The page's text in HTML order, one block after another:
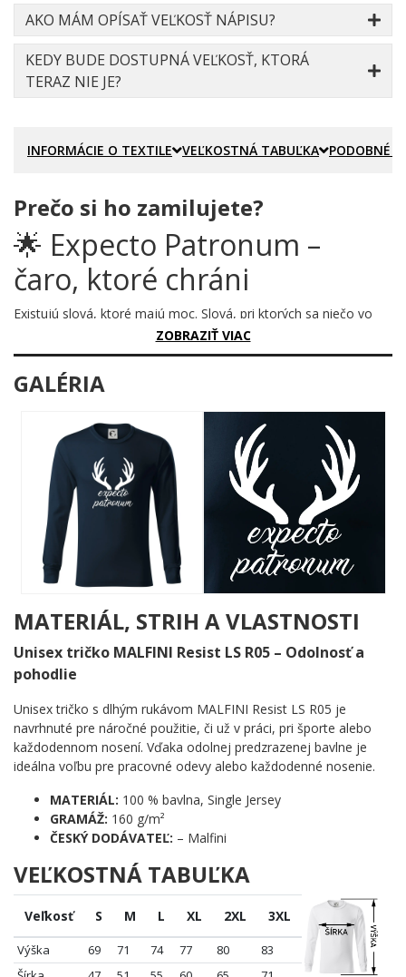
AKO MÁM OPÍSAŤ VEĽKOSŤ NÁPISU?
KEDY BUDE DOSTUPNÁ VEĽKOSŤ, KTORÁ
TERAZ NIE JE?
INFORMÁCIE O TEXTILE VEĽKOSTNÁ TABUĽKA PODOBNÉ
Prečo si ho zamilujete?
🌟 Expecto Patronum –
čaro, ktoré chráni
Existujú slová, ktoré majú moc. Slová, pri ktorých sa niečo vo
vnútri rozsvieti – spomienka, pocit bezpečia, sila. „Expecto
Patronum" je jedno z tých najvzácnejších. A teraz je tu s tebou
každý deň, sprevádzané majestátnymi jeleními parohmi –
odkazom na najslávnejšieho čarovného jelena, akého kedy
Prečo je tento motív úžasný?
Motív spája eleganciu a silu do jediného obrazu. Silueta
mohutného parožia sa vznáša nad kaligraficky písaným
zaklínadlom a výsledok je jednoducho ohromujúci. Žiadny
krikľavý nápis, žiadny preplnený obrázok. Iba čistá, nadčasová
grafika v čiernej farbe, ktorá hovorí sama za seba. Každý, kto
pozná príbeh o chlapcovi s jazvou na čele, pochopí okamžite. A
kto nepozná? Ten sa opýta – a tým začne skvelý rozhovor.
Komu urobí radosť?
🔥 Každému, kto pozná zaklínadlo naspamäť a šepká ho v
duchu pri každom ťažkom okamihu
🧠 Fanúšikom, ktorí ocenia jemný odkaz skôr než krikľavý
citát
🌟 Tým, čo milujú príbehy o odvahe, priateľstve a svetle v
tme
🎯 Skvelý tip pre každého, kto hľadá pozornosť s dušou a
príbehom
Zaklínadlo bolo vyslovené. Patrón bol povolaný. Teraz je čas
ZOBRAZIŤ VIAC
GALÉRIA
MATERIÁL, STRIH A VLASTNOSTI
Unisex tričko MALFINI Resist LS R05 – Odolnosť a
pohodlie
Unisex tričko s dlhým rukávom MALFINI Resist LS R05 je
navrhnuté pre náročné použitie, či už v práci, pri športe alebo
každodennom nosení. Vďaka odolnej predzrazenej bavlne je
ideálna voľbu pre pracovné odevy alebo každodenné nosenie.
MATERIÁL: 100 % bavlna, Single Jersey
GRAMÁŽ: 160 g/m²
ČESKÝ DODÁVATEĽ: – Malfini
VEĽKOSTNÁ TABUĽKA
Veľkosť S M L XL 2XL 3XL
Výška 69 71 74 77 80
83